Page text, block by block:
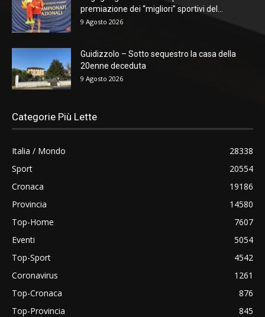
premiazione dei “migliori” sportivi del...
9 Agosto 2026
Guidizzolo – Sotto sequestro la casa della
20enne deceduta
9 Agosto 2026
Categorie Più Lette
Italia / Mondo
28338
Sport
20554
Cronaca
19186
Provincia
14580
Top-Home
7607
Eventi
5054
Top-Sport
4542
Coronavirus
1261
Top-Cronaca
876
Top-Provincia
845